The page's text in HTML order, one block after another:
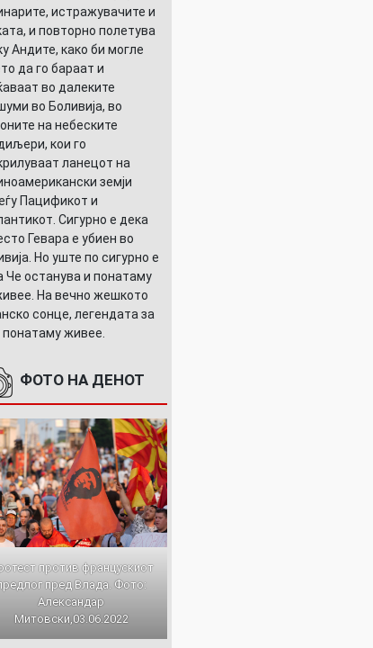
истражувачите и
и повторно полетува
Андите, како би могле
да го бараат и
во далеките
во Боливија, во
на небеските
кои го
ланецот на
земји
Пацификот и
Сигурно е дека
Гевара е убиен во
Но уште по сигурно е
Че останува и понатаму
На вечно жешкото
сонце, легендата за
понатаму живее.
ФОТО НА ДЕНОТ
против францускиот
пред Влада. Фото:
Александар
Митовски,03.06.2022